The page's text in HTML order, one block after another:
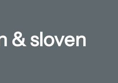
& sloven